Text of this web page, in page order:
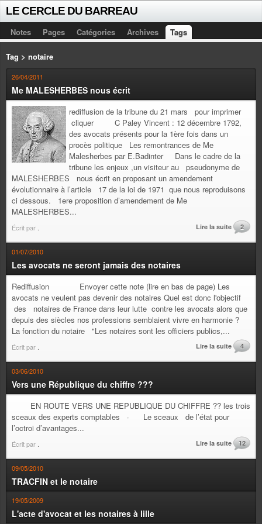
LE CERCLE DU BARREAU
Notes Pages Catégories Archives Tags
Tag > notaire
26/04/2011
Me MALESHERBES nous écrit
rediffusion de la tribune du 21 mars pour imprimer
cliquer C Paley Vincent : 12 décembre 1792,
des avocats présents pour la 1ère fois dans un
procès politique Les remontrances de Me
Malesherbes par E.Badinter Dans le cadre de la
tribune les enjeux ,un visiteur au pseudonyme de
MALESHERBES nous écrit en proposant un amendement
évolutionnaire à l’article 17 de la loi de 1971 que nous reproduisons
ci dessous. 1ere proposition d’amendement de Me
MALESHERBES...
Écrit par Lire la suite 2
01/07/2010
Les avocats ne seront jamais des notaires
Rediffusion Envoyer cette note (lire en bas de page) Les
avocats ne veulent pas devenir des notaires Quel est donc l'objectif
des notaires de France dans leur lutte contre les avocats alors que
depuis des siècles nos professions semblaient vivre en harmonie ?
La fonction du notaire "Les notaires sont les officiers publics,...
Écrit par Lire la suite 4
03/06/2010
Vers une République du chiffre ???
EN ROUTE VERS UNE REPUBLIQUE DU CHIFFRE ?? les trois
sceaux des experts comptables · Le sceaux de l’état pour
l’octroi d’avantages...
Écrit par Lire la suite 12
09/05/2010
TRACFIN et le notaire
19/05/2009
L'acte d'avocat et les notaires à lille